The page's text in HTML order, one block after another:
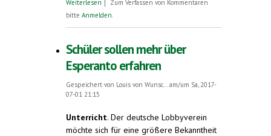
Weiterlesen
Zum Verfassen von Kommentaren
bitte Anmelden
Schüler sollen mehr über
Esperanto erfahren
Gespeichert von Louis von Wunsc...am/um Sa, 2017-
07-01 21:15
Unterricht. Der deutsche Lobbyverein
möchte sich für eine größere Bekanntheit